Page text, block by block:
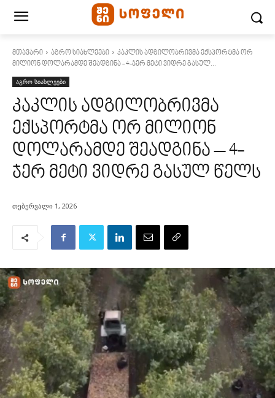
მთავარი აგრო სიახლეები
კაკლის ადგილობრივმა ექსპორტმა ორ
მილიონ დოლარამდე შეადგინა - 4-ჯერ მეტი ვიდრე გასულ...
აგრო სიახლეები
კაკლის ადგილობრივმა
ექსპორტმა ორ მილიონ
დოლარამდე შეადგინა – 4-
ჯერ მეტი ვიდრე გასულ წელს
თებერვალი 1, 2026